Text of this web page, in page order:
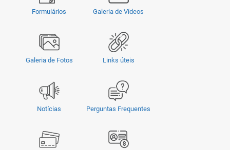
Formulários Galeria de Vídeos
Galeria de Fotos Links úteis
Notícias Perguntas Frequentes